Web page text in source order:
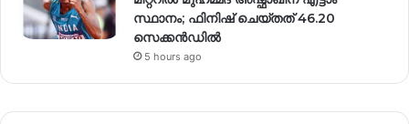
സ്ഥാനം; ഫിനിഷ് ചെയ്തത് 46.20
സെക്കൻഡിൽ
5 hours ago